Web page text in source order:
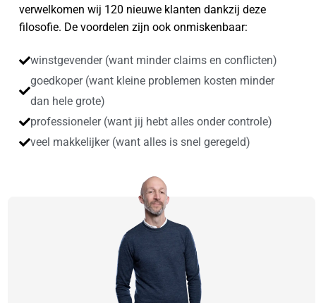
verwelkomen wij 120 nieuwe klanten dankzij deze
filosofie. De voordelen zijn ook onmiskenbaar:
winstgevender (want minder claims en conflicten)
goedkoper (want kleine problemen kosten minder
dan hele grote)
professioneler (want jij hebt alles onder controle)
veel makkelijker (want alles is snel geregeld)